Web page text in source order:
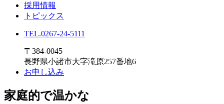
採用情報
トピックス
TEL.0267-24-5111
〒384-0045
長野県小諸市大字滝原257番地6
お申し込み
家庭的で温かな